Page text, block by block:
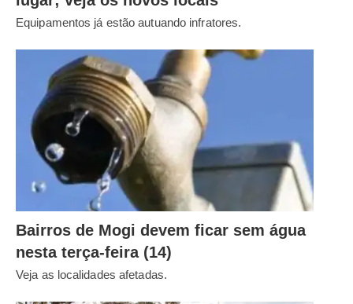
Equipamentos já estão autuando infratores.
Bairros de Mogi devem ficar sem água
nesta terça-feira (14)
Veja as localidades afetadas.